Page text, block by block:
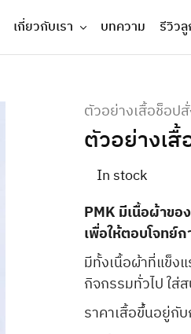
เกี่ยวกับเรา บทความ รีวิว
ตัวอย่างเสื้อช็อป
ตัวอย่างเ
In stock
PMK มีเนื้อผ้าขอ
เพื่อให้ตอบโจทย์
มีทั้งเนื้อผ้าที่แข็ง
กิจกรรมทั่วไป ใส่
ราคาเสื้อขึ้นอยู่กั